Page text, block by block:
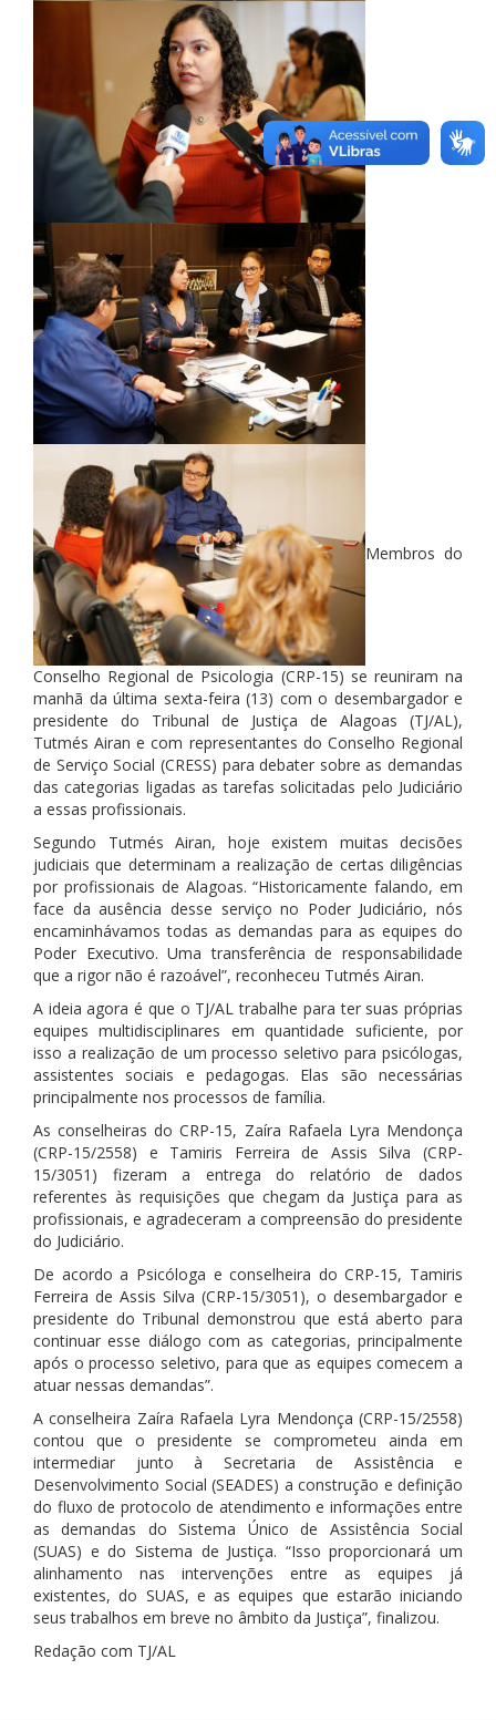
Membros do
Conselho Regional de Psicologia (CRP-15) se reuniram na
manhã da última sexta-feira (13) com o desembargador e
presidente do Tribunal de Justiça de Alagoas (TJ/AL),
Tutmés Airan e com representantes do Conselho Regional
de Serviço Social (CRESS) para debater sobre as demandas
das categorias ligadas as tarefas solicitadas pelo Judiciário
a essas profissionais.
Segundo Tutmés Airan, hoje existem muitas decisões
judiciais que determinam a realização de certas diligências
por profissionais de Alagoas. “Historicamente falando, em
face da ausência desse serviço no Poder Judiciário, nós
encaminhávamos todas as demandas para as equipes do
Poder Executivo. Uma transferência de responsabilidade
que a rigor não é razoável”, reconheceu Tutmés Airan.
A ideia agora é que o TJ/AL trabalhe para ter suas próprias
equipes multidisciplinares em quantidade suficiente, por
isso a realização de um processo seletivo para psicólogas,
assistentes sociais e pedagogas. Elas são necessárias
principalmente nos processos de família.
As conselheiras do CRP-15, Zaíra Rafaela Lyra Mendonça
(CRP-15/2558) e Tamiris Ferreira de Assis Silva (CRP-
15/3051) fizeram a entrega do relatório de dados
referentes às requisições que chegam da Justiça para as
profissionais, e agradeceram a compreensão do presidente
do Judiciário.
De acordo a Psicóloga e conselheira do CRP-15, Tamiris
Ferreira de Assis Silva (CRP-15/3051), o desembargador e
presidente do Tribunal demonstrou que está aberto para
continuar esse diálogo com as categorias, principalmente
após o processo seletivo, para que as equipes comecem a
atuar nessas demandas”.
A conselheira Zaíra Rafaela Lyra Mendonça (CRP-15/2558)
contou que o presidente se comprometeu ainda em
intermediar junto à Secretaria de Assistência e
Desenvolvimento Social (SEADES) a construção e definição
do fluxo de protocolo de atendimento e informações entre
as demandas do Sistema Único de Assistência Social
(SUAS) e do Sistema de Justiça. “Isso proporcionará um
alinhamento nas intervenções entre as equipes já
existentes, do SUAS, e as equipes que estarão iniciando
seus trabalhos em breve no âmbito da Justiça”, finalizou.
Redação com TJ/AL